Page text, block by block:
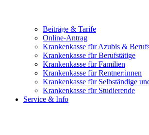
Beiträge & Tarife
Online-Antrag
Krankenkasse für Azubis &
Krankenkasse für Berufstätige
Krankenkasse für Familien
Krankenkasse für Rentner:innen
Krankenkasse für Selbständige
Krankenkasse für Studierende
Service & Info